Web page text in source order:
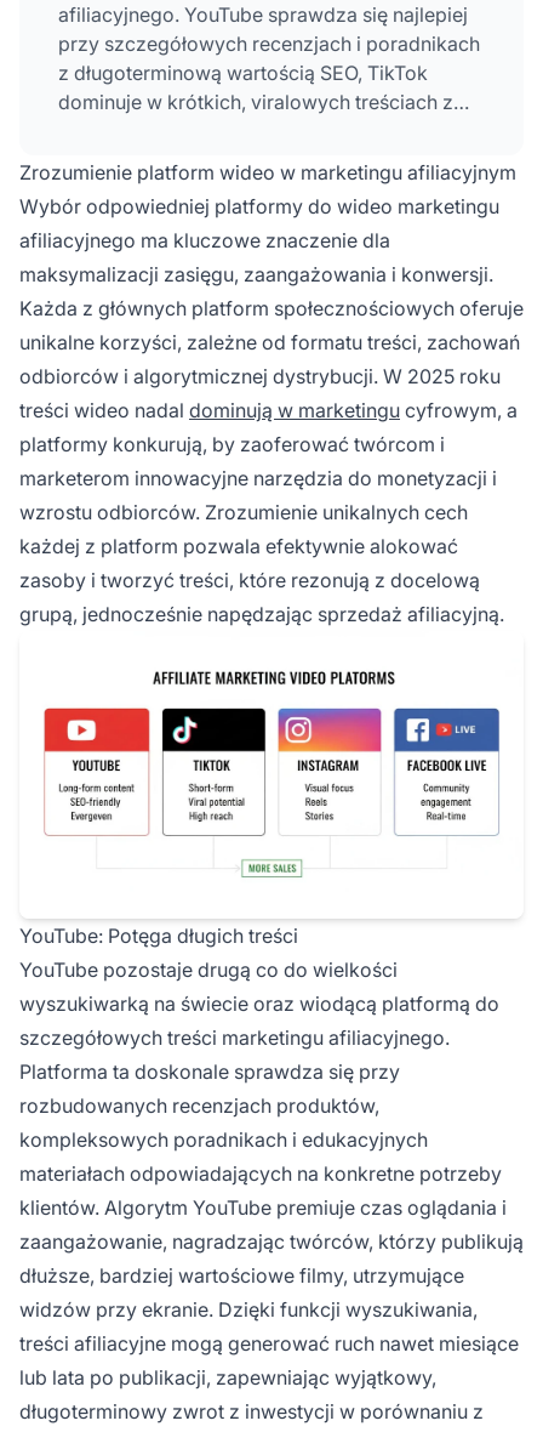
afiliacyjnego. YouTube sprawdza się najlepiej
przy szczegółowych recenzjach i poradnikach
z długoterminową wartością SEO, TikTok
dominuje w krótkich, viralowych treściach z
pozwala na wizualną prezentację produktów
dzięki Reels i Stories, a Facebook Live
umożliwia angażowanie społeczności na
żywo. Optymalna platforma zależy od Twojej
niszy, stylu treści i demografii docelowych
odbiorców.
Zrozumienie platform wideo w marketingu afiliacyjnym
Wybór odpowiedniej platformy do wideo marketingu
afiliacyjnego ma kluczowe znaczenie dla
maksymalizacji zasięgu, zaangażowania i konwersji.
Każda z głównych platform społecznościowych oferuje
unikalne korzyści, zależne od formatu treści, zachowań
odbiorców i algorytmicznej dystrybucji. W 2025 roku
treści wideo nadal dominują w marketingu cyfrowym, a
platformy konkurują, by zaoferować twórcom i
marketerom innowacyjne narzędzia do monetyzacji i
wzrostu odbiorców. Zrozumienie unikalnych cech
każdej z platform pozwala efektywnie alokować
zasoby i tworzyć treści, które rezonują z docelową
grupą, jednocześnie napędzając sprzedaż afiliacyjną.
YouTube: Potęga długich treści
YouTube pozostaje drugą co do wielkości
wyszukiwarką na świecie oraz wiodącą platformą do
szczegółowych treści marketingu afiliacyjnego.
Platforma ta doskonale sprawdza się przy
rozbudowanych recenzjach produktów,
kompleksowych poradnikach i edukacyjnych
materiałach odpowiadających na konkretne potrzeby
klientów. Algorytm YouTube premiuje czas oglądania i
zaangażowanie, nagradzając twórców, którzy publikują
dłuższe, bardziej wartościowe filmy, utrzymujące
widzów przy ekranie. Dzięki funkcji wyszukiwania,
treści afiliacyjne mogą generować ruch nawet miesiące
lub lata po publikacji, zapewniając wyjątkowy,
długoterminowy zwrot z inwestycji w porównaniu z